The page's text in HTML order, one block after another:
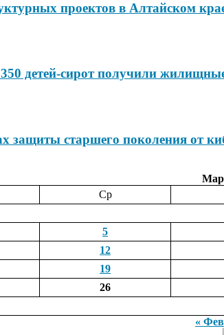
проектов в Алтайском
детей-сирот получили
защиты старшего поколения от
Ср
5
12
19
26
« Фев